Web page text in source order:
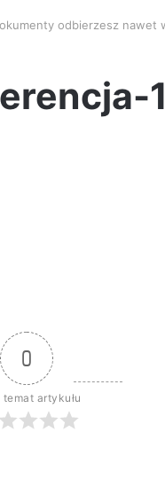
odbierzesz nawet
0
temat artykułu